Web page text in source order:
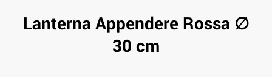
Lanterna Appendere Rossa ∅
30 cm